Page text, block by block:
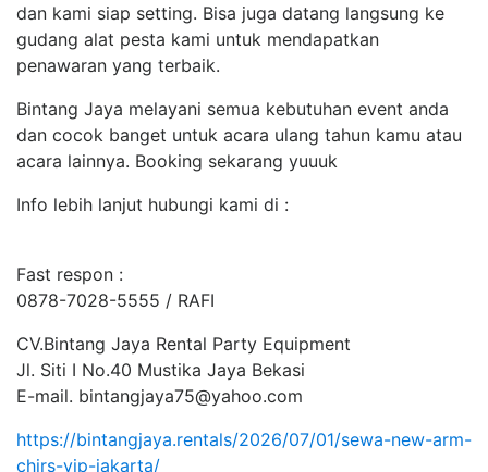
dan kami siap setting. Bisa juga datang langsung ke
gudang alat pesta kami untuk mendapatkan
penawaran yang terbaik.
Bintang Jaya melayani semua kebutuhan event anda
dan cocok banget untuk acara ulang tahun kamu atau
acara lainnya. Booking sekarang yuuuk
Info lebih lanjut hubungi kami di :
Fast respon :
0878-7028-5555 / RAFI
CV.Bintang Jaya Rental Party Equipment
Jl. Siti I No.40 Mustika Jaya Bekasi
E-mail. bintangjaya75@yahoo.com
https://bintangjaya.rentals/2026/07/01/sewa-new-arm-
chirs-vip-jakarta/